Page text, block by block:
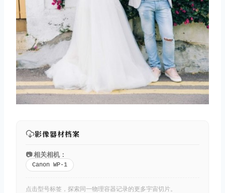
影像器材档案
📷 相关相机：
Canon WP-1
点击型号标签，探索同一物理容器记录的更多宇宙切片。